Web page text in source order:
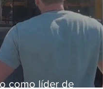
como líder de